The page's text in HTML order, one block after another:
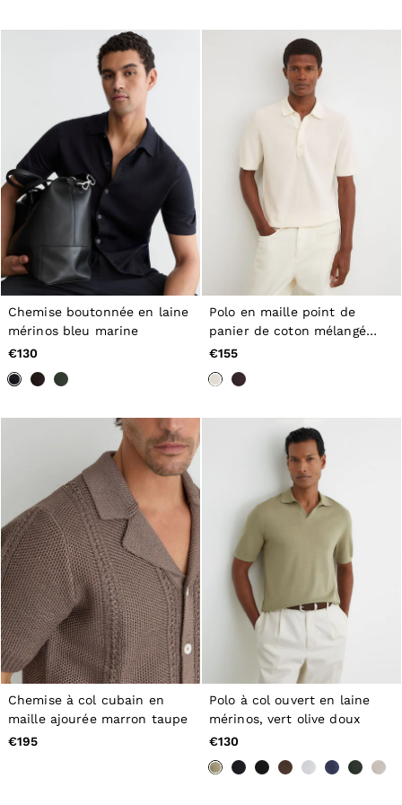
Jumpsuits & Playsuits
Trousers
Suits & Tailoring
Blazers
Skirts & Shorts
Swimwear
Shirts & Blouses
Sweats & Joggers
Jackets & Coats
Knitwear & Jumpers
Petite
Jeans
Shoes
Accessories
Brands Outlet
34
36
38
40
Suits & Tailoring
Blazers
Shirts
Polo Shirts
Trousers
Jackets & Coats
T-Shirts
Shorts
Swimwear
Jeans
Knitwear
Sweats, Hoodies & Joggers
Reiss | McLaren Racing
Shoes
Accessories
Brands Outlet
44 / XS
46 / S
48 / M
Chemise boutonnée en laine
mérinos bleu marine
€130
Polo en maille point de
panier de coton mélangé
écru
€155
Chemise à col cubain en
maille ajourée marron taupe
€195
Polo à col ouvert en laine
mérinos, vert olive doux
€130